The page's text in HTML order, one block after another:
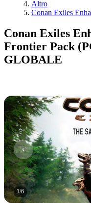
Altro
Conan Exiles
Conan Exiles
Frontier Pack
GLOBALE
1/6